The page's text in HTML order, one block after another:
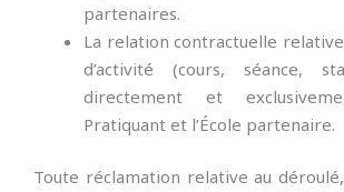
partenaires.
La relation contractuelle
d’activité (cours, séance,
directement et
Pratiquant et l’École partenaire.
Toute réclamation relative au